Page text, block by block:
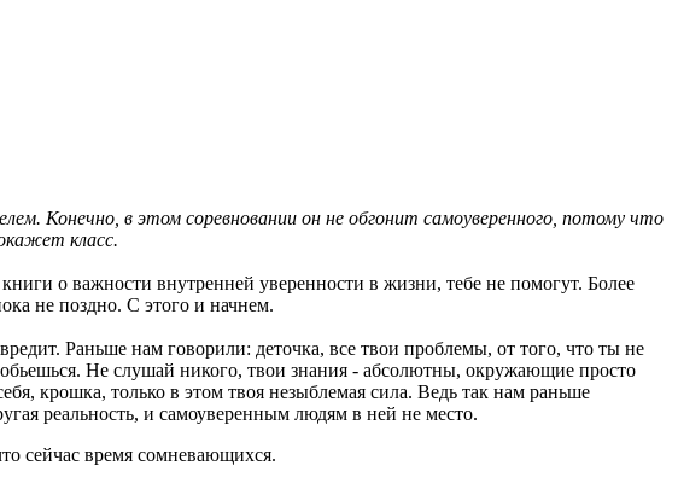
Конечно, в этом соревновании он не обгонит самоуверенного, потому что
класс.
о важности внутренней уверенности в жизни, тебе не помогут. Более
не поздно. С этого и начнем.
Раньше нам говорили: деточка, все твои проблемы, от того, что ты не
Не слушай никого, твои знания - абсолютны, окружающие просто
крошка, только в этом твоя незыблемая сила. Ведь так нам раньше
реальность, и самоуверенным людям в ней не место.
сейчас время сомневающихся.